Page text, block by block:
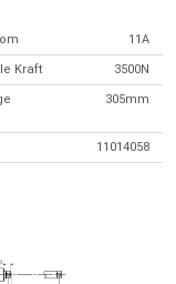
11A
Kraft 3500N
305mm
11014058